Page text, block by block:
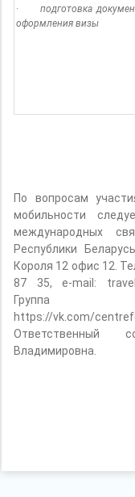
· подготовка
оформления визы
По вопросам
мобильности
международных
Республики
Короля 12 офис 12.
87 35, е-mail:
https://vk.com/
Ответственный
Владимировна.